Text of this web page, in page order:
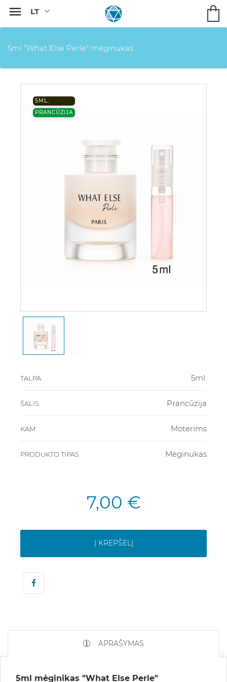

5ml "What Else Perle" mėginukas
5ML.
PRANCŪZIJA
TALPA 5ml.
ŠALIS Prancūzija
KAM Moterims
PRODUKTO TIPAS Mėginukas
7,00 €
Į KREPŠELĮ
APRAŠYMAS
5ml mėginikas "What Else Perle"